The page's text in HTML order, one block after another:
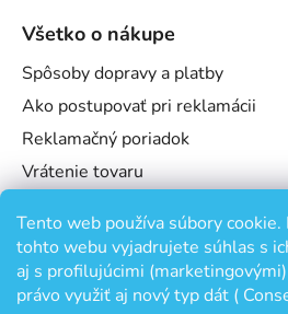
Tento web používa súbory
tohto webu vyjadrujete súhlas s
aj s profilujúcimi
právo využiť aj nový typ dát (
Všetko o nákupe
Spôsoby dopravy a platby
Ako postupovať pri reklamácii
Reklamačný poriadok
Vrátenie tovaru
Podmienky ochrany osobných
Odstúpenie od zmluvy